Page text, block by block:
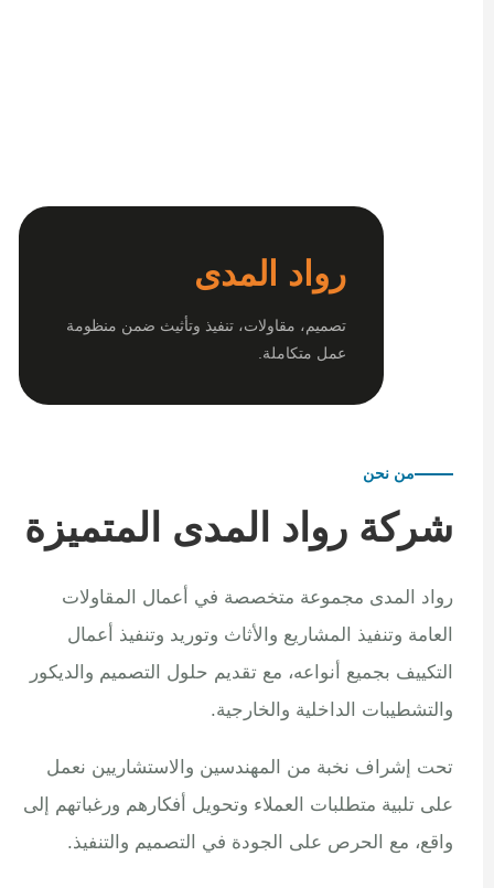
رواد المدى
تصميم، مقاولات، تنفيذ وتأثيث ضمن منظومة
عمل متكاملة.
من نحن
شركة رواد المدى المتميزة
رواد المدى مجموعة متخصصة في أعمال المقاولات
العامة وتنفيذ المشاريع والأثاث وتوريد وتنفيذ أعمال
التكييف بجميع أنواعه، مع تقديم حلول التصميم والديكور
والتشطيبات الداخلية والخارجية.
تحت إشراف نخبة من المهندسين والاستشاريين نعمل
على تلبية متطلبات العملاء وتحويل أفكارهم ورغباتهم إلى
واقع، مع الحرص على الجودة في التصميم والتنفيذ.